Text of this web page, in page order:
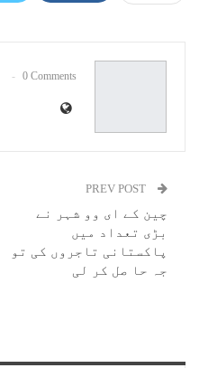
0 Comments
چین کے ای وو شہر نے
بڑی تعداد میں
پاکستانی تاجروں کی تو
جہ حا صل کر لی